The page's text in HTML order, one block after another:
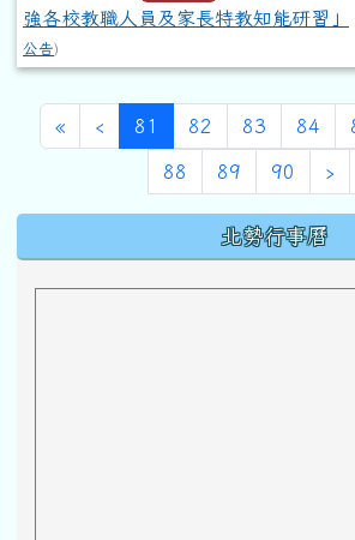
強各校教職人員及家長特教知能研習」
公告)
«第一頁
‹ 上一頁
81 (目前頁次)
82 83 84
88 89 90 ›下
北勢行事曆